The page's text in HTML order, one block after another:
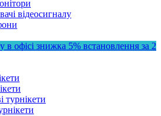
відеосигналу
в офісі знижка 5% встановлення за 2
турнікети